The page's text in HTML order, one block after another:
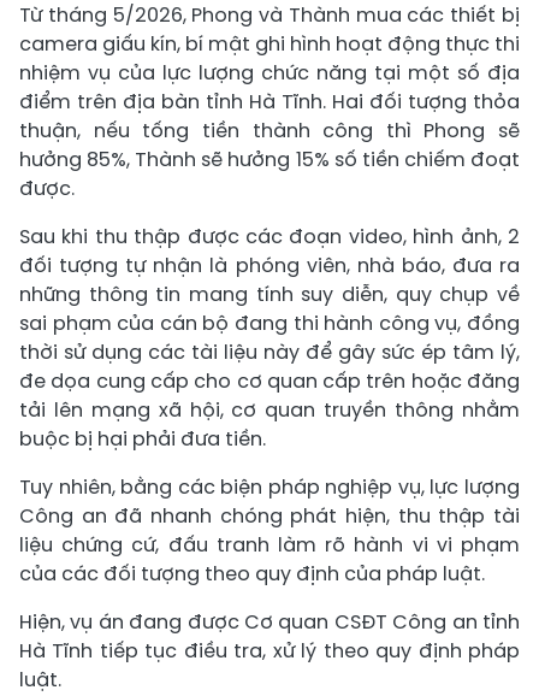
Từ tháng 5/2026, Phong và Thành mua các thiết bị
camera giấu kín, bí mật ghi hình hoạt động thực thi
nhiệm vụ của lực lượng chức năng tại một số địa
điểm trên địa bàn tỉnh Hà Tĩnh. Hai đối tượng thỏa
thuận, nếu tống tiền thành công thì Phong sẽ
hưởng 85%, Thành sẽ hưởng 15% số tiền chiếm đoạt
được.
Sau khi thu thập được các đoạn video, hình ảnh, 2
đối tượng tự nhận là phóng viên, nhà báo, đưa ra
những thông tin mang tính suy diễn, quy chụp về
sai phạm của cán bộ đang thi hành công vụ, đồng
thời sử dụng các tài liệu này để gây sức ép tâm lý,
đe dọa cung cấp cho cơ quan cấp trên hoặc đăng
tải lên mạng xã hội, cơ quan truyền thông nhằm
buộc bị hại phải đưa tiền.
Tuy nhiên, bằng các biện pháp nghiệp vụ, lực lượng
Công an đã nhanh chóng phát hiện, thu thập tài
liệu chứng cứ, đấu tranh làm rõ hành vi vi phạm
của các đối tượng theo quy định của pháp luật.
Hiện, vụ án đang được Cơ quan CSĐT Công an tỉnh
Hà Tĩnh tiếp tục điều tra, xử lý theo quy định pháp
luật.